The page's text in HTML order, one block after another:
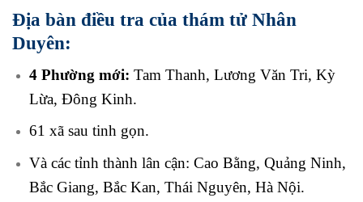
Địa bàn điều tra của thám tử Nhân
Duyên:
4 Phường mới: Tam Thanh, Lương Văn Tri, Kỳ
Lừa, Đông Kinh.
61 xã sau tinh gọn.
Và các tỉnh thành lân cận: Cao Bằng, Quảng Ninh,
Bắc Giang, Bắc Kan, Thái Nguyên, Hà Nội.